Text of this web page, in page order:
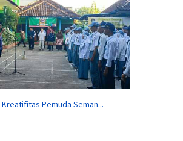
Pemuda Seman...